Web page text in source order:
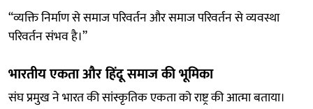
“व्यक्ति निर्माण से समाज परिवर्तन और समाज परिवर्तन से व्यवस्था
परिवर्तन संभव है।”
भारतीय एकता और हिंदू समाज की भूमिका
संघ प्रमुख ने भारत की सांस्कृतिक एकता को राष्ट्र की आत्मा बताया।